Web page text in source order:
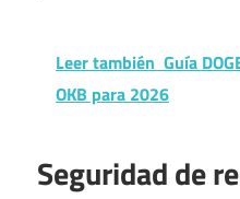
Leer también Guía
OKB para 2026
Seguridad de